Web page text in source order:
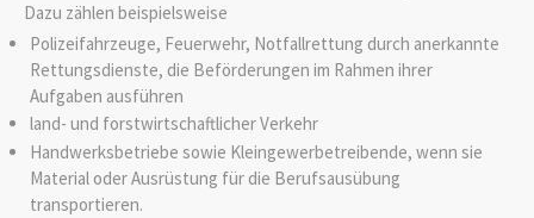
Dazu zählen beispielsweise
Polizeifahrzeuge, Feuerwehr, Notfallrettung durch anerkannte
Rettungsdienste, die Beförderungen im Rahmen ihrer
Aufgaben ausführen
land- und forstwirtschaftlicher Verkehr
Handwerksbetriebe sowie Kleingewerbetreibende, wenn sie
Material oder Ausrüstung für die Berufsausübung
transportieren.